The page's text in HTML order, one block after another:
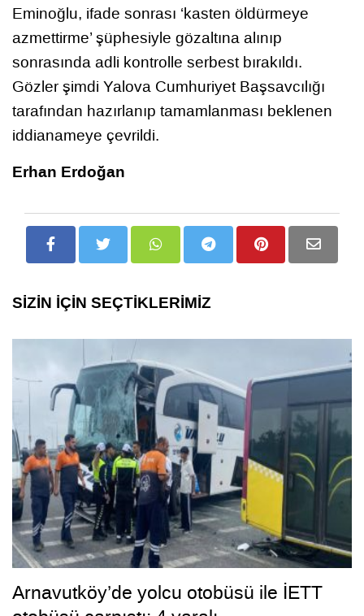
Eminoğlu, ifade sonrası ‘kasten öldürmeye
azmettirme’ şüphesiyle gözaltına alınıp
sonrasında adli kontrolle serbest bırakıldı.
Gözler şimdi Yalova Cumhuriyet Başsavcılığı
tarafından hazırlanıp tamamlanması beklenen
iddianameye çevrildi.
Erhan Erdoğan
SİZİN İÇİN SEÇTİKLERİMİZ
Arnavutköy’de yolcu otobüsü ile İETT